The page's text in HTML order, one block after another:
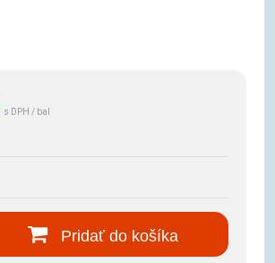
s DPH / bal
Pridať do košíka